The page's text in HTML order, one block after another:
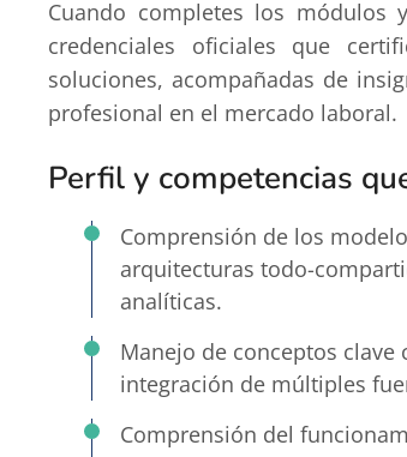
Cuando completes los módulos
credenciales oficiales que
soluciones, acompañadas de
profesional en el mercado laboral.
Perfil y competencias
Comprensión de los
arquitecturas todo-
analíticas.
Manejo de conceptos clave
integración de múltiples
Comprensión del